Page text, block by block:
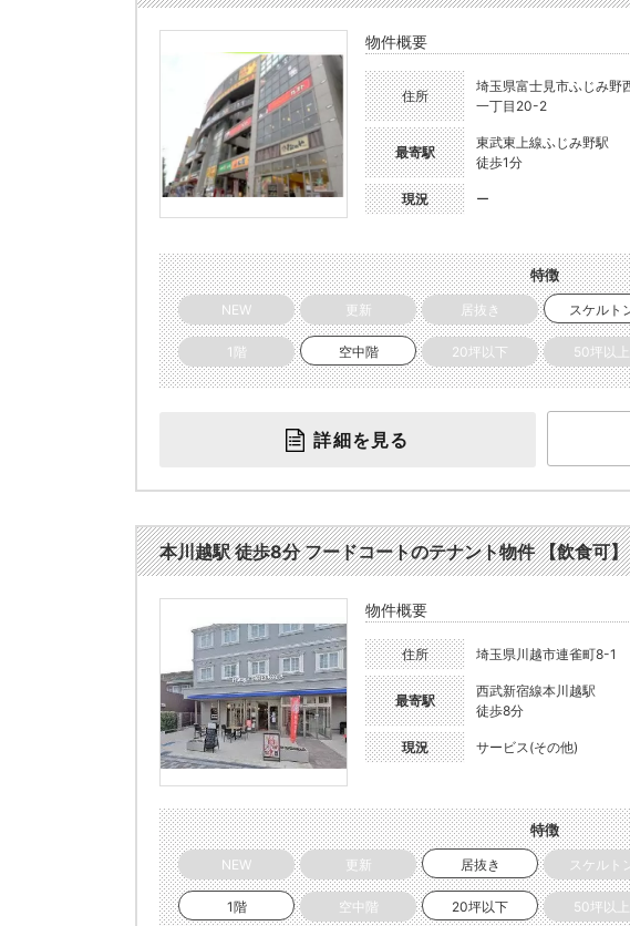
物件概要
住所
埼玉県富士見市ふじみ野
一丁目20-2
最寄駅
東武東上線ふじみ野駅
徒歩1分
現況 ー
特徴
NEW 更新 居抜き スケルト
1階 空中階 20坪以下 50坪以上
詳細を見る
本川越駅 徒歩8分 フードコートのテナント物件 【飲食可
物件概要
住所 埼玉県川越市連雀町8-1
最寄駅
西武新宿線本川越駅
徒歩8分
現況 サービス(その他)
特徴
NEW 更新 居抜き スケルト
1階 空中階 20坪以下 50坪以上